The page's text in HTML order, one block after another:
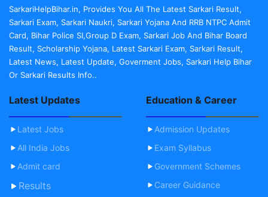
SarkariHelpBihar.in, Provides You All The Latest Sarkari Result,
Sarkari Exam, Sarkari Naukri, Sarkari Yojana And RRB NTPC Admit
Card, Bihar Police SI,Group D Exam, Sarkari Job And Bihar Board
Result, Scholarship Yojana, Latest Sarkari Exam, Sarkari Result,
Latest News, Latest Update, Goverment Jobs, Sarkari Help Bihar
Or Sarkari Results Info..
Latest Updates
Latest Jobs
All India Jobs
Admit card
Results
Education & Career
Admission Updates
Exam Syllabus
Government Schemes
Career Guidance